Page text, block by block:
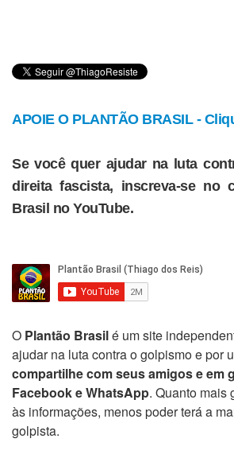
APOIE O PLANTÃO BRASIL -
Se você quer ajudar na luta
direita fascista, inscreva-se no
Brasil no YouTube.
O Plantão Brasilé um site
ajudar na luta contra o golpismo e por
compartilhe com seus amigos e em
Facebook e WhatsApp. Quanto mais
às informações, menos poder terá a
golpista.